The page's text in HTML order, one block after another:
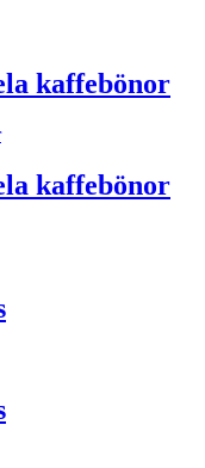
kaffebönor
kaffebönor